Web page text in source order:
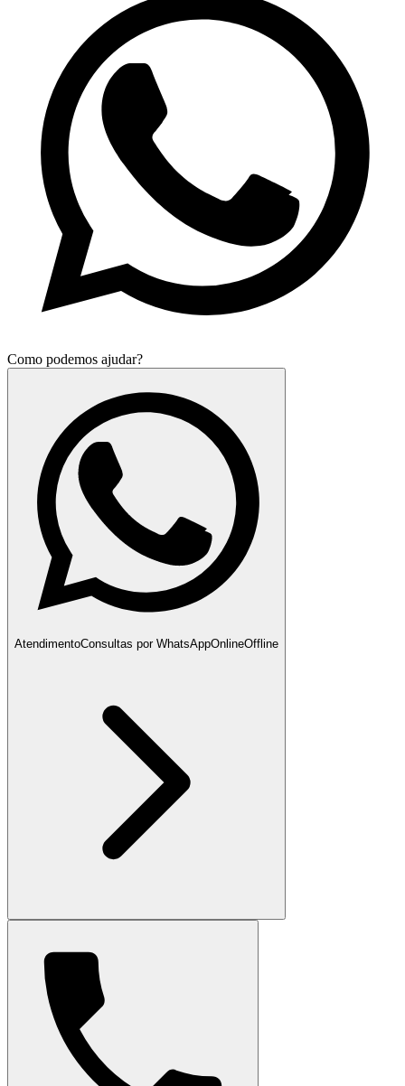
Como podemos ajudar?
AtendimentoConsultas por WhatsAppOnlineOffline